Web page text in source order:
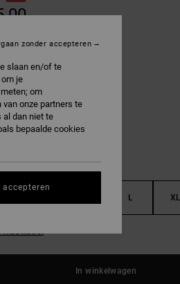
Denim
L XL
In winkelwagen
slaan en/of te
je
om
onze partners te
al dan niet te
bepaalde cookies
zonder accepteren
accepteren